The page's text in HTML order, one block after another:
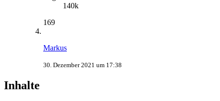
140k
169
Markus
30. Dezember 2021 um 17:38
Inhalte